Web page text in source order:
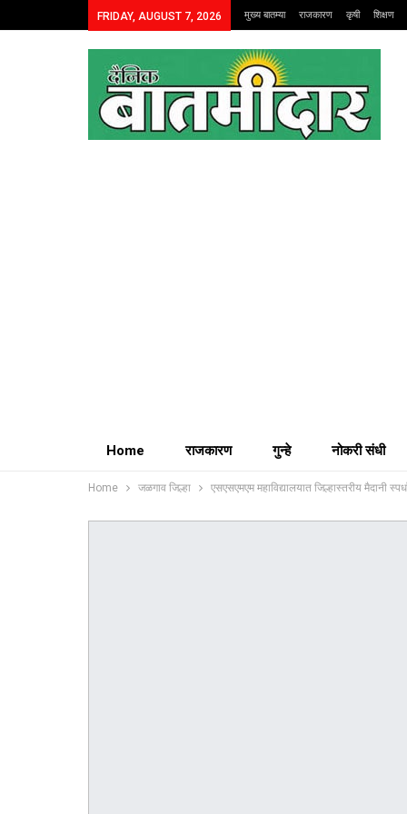
FRIDAY, AUGUST 7, 2026 मुख्य बातम्या राजकारण कृषी शिक्षण
Home राजकारण गुन्हे नोकरी संधी
Home जळगाव जिल्हा एसएसएमएम महाविद्यालयात जिल्हास्तरीय मैदानी